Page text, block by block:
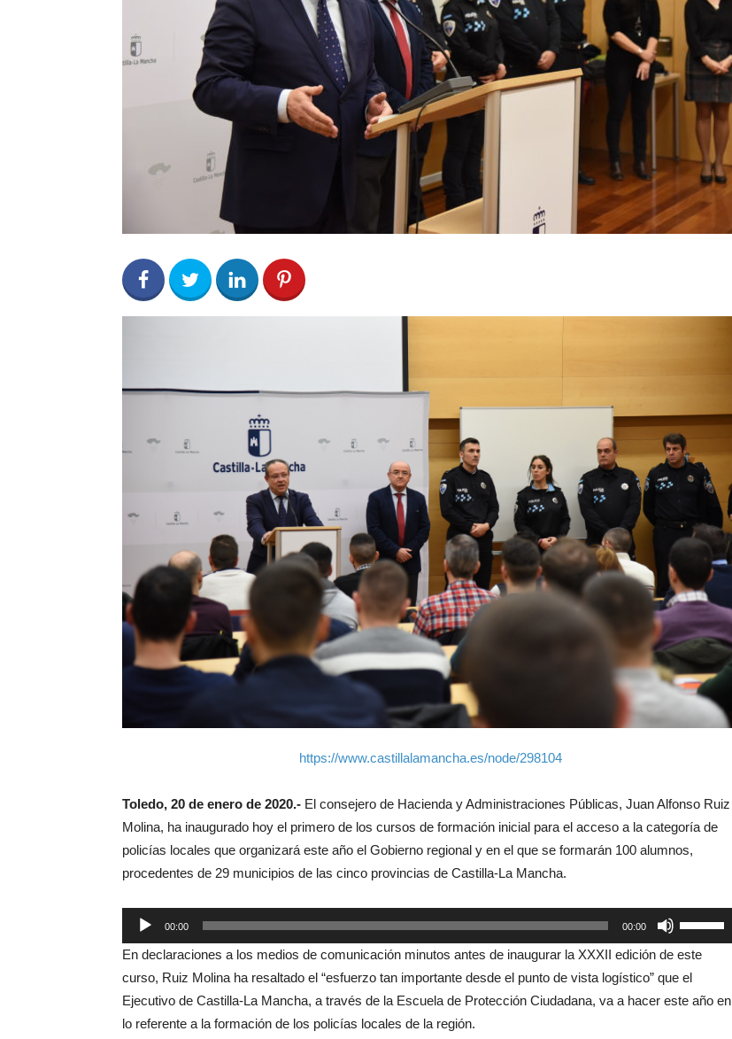
0 Share on Facebook
1 Share on Twitter
0
https://www.castillalamancha.es/node/298104
Toledo, 20 de enero de 2020.- El consejero de Hacienda y Administraciones Públicas, Juan Alfonso Ruiz
Molina, ha inaugurado hoy el primero de los cursos de formación inicial para el acceso a la categoría de
policías locales que organizará este año el Gobierno regional y en el que se formarán 100 alumnos,
procedentes de 29 municipios de las cinco provincias de Castilla-La Mancha.
Reproductor
de
audio
00:00 00:00
las
teclas
de
flecha
En declaraciones a los medios de comunicación minutos antes de inaugurar la XXXII edición de este
curso, Ruiz Molina ha resaltado el “esfuerzo tan importante desde el punto de vista logístico” que el
Ejecutivo de Castilla-La Mancha, a través de la Escuela de Protección Ciudadana, va a hacer este año en
lo referente a la formación de los policías locales de la región.